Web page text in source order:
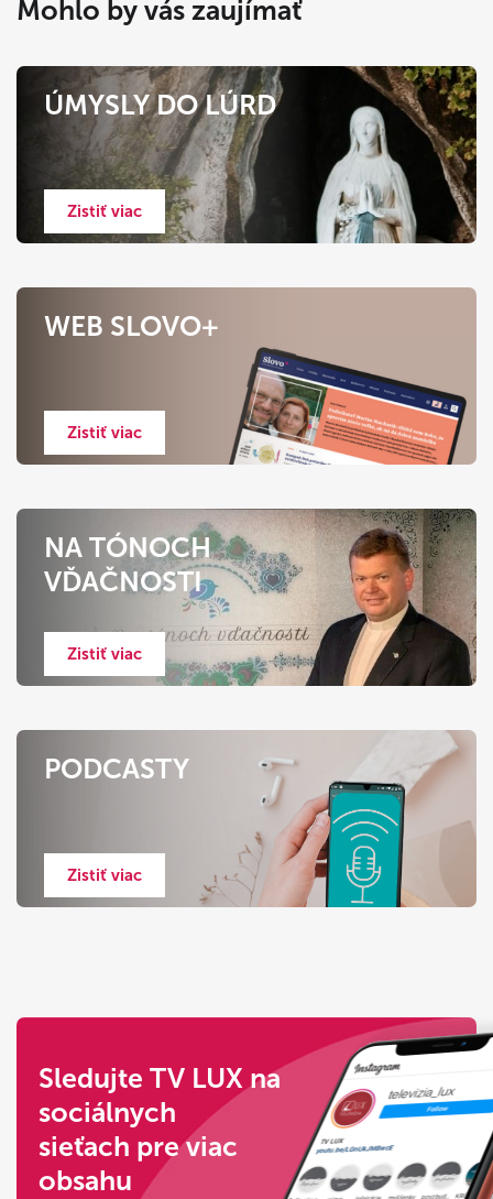
Mohlo by vás zaujímať
ÚMYSLY DO LÚRD
Zistiť viac
WEB SLOVO+
Zistiť viac
NA TÓNOCH
VĎAČNOSTI
Zistiť viac
PODCASTY
Zistiť viac
Sledujte TV LUX na
sociálnych
sieťach pre viac
obsahu